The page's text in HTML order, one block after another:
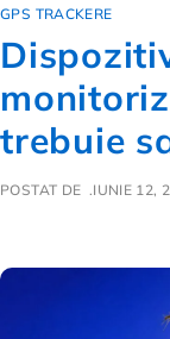
GPS TRACKERE
trebuie
POSTAT DE IUNIE 12,